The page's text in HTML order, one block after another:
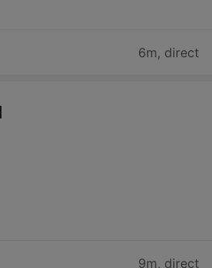
6m, direct
9m, direct